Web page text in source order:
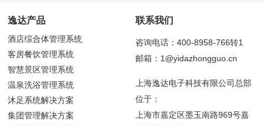
逸达产品
酒店综合体管理系统
客房餐饮管理系统
智慧景区管理系统
温泉洗浴管理系统
沐足系统解决方案
集团管理解决方案
联系我们
咨询电话：400-8958-766转1
邮箱：1@yidazhongguo.cn
上海逸达电子科技有限公司总部
位于：
上海市嘉定区墨玉南路969号嘉